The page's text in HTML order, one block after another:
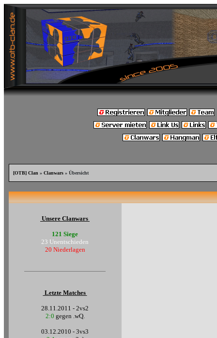
[OTB] Clan » Clanwars» Übersicht
Unsere Clanwars
121 Siege
23 Unentschieden
20 Niederlagen
Letzte Matches
28.11.2011 - 2vs2
2:0 gegen .wQ.
03.12.2010 - 3vs3